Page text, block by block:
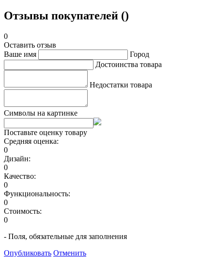
Отзывы покупателей ()
0
Оставить отзыв
Ваше имя
Город
Достоинства товара
Недостатки товара
Символы на картинке
Поставьте оценку товару
Средняя оценка:
0
Дизайн:
0
Качество:
0
Функциональность:
0
Стоимость:
0
- Поля, обязательные для заполнения
Опубликовать Отменить